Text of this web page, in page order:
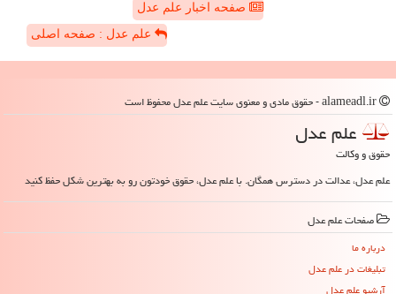
صفحه اخبار علم عدل
علم عدل : صفحه اصلی
علم عدل
حقوق و وکالت
علم عدل، عدالت در دسترس همگان. با علم عدل، حقوق خودتون رو به بهترین شکل حفظ کنید
صفحات علم عدل
درباره ما
تبلیغات در علم عدل